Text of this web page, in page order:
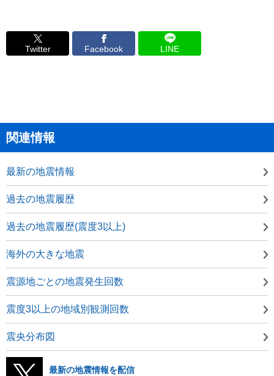
Twitter Facebook LINE
関連情報
最新の地震情報
過去の地震履歴
過去の地震履歴(震度3以上)
海外の大きな地震
震源地ごとの地震発生回数
震度3以上の地域別観測回数
震央分布図
最新の地震情報を配信